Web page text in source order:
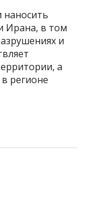
Ирана, в том
и
а
регионе